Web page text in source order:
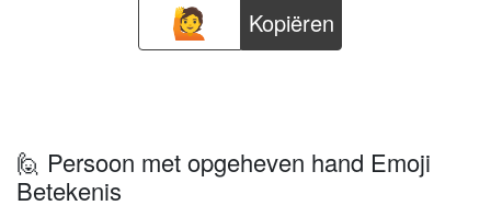
Kopiëren
🙋 Persoon met opgeheven hand Emoji
Betekenis